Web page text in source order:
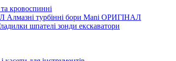
кровоспинні
Алмазні турбінні бори Mani ОРИГІНАЛ
шпателі зонди екскаватори